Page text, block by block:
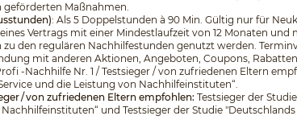
Maßnahmen.
: Als 5 Doppelstunden à 90 Min. Gültig nur für
Vertrags mit einer Mindestlaufzeit von 12 Monaten
den regulären Nachhilfestunden genutzt werden.
mit anderen Aktionen, Angeboten, Coupons,
-Nachhilfe Nr. 1 / Testsieger / von zufriedenen Eltern
und die Leistung von Nachhilfeinstituten“.
/ von zufriedenen Eltern empfohlen: Testsieger der
und Testsieger der Studie